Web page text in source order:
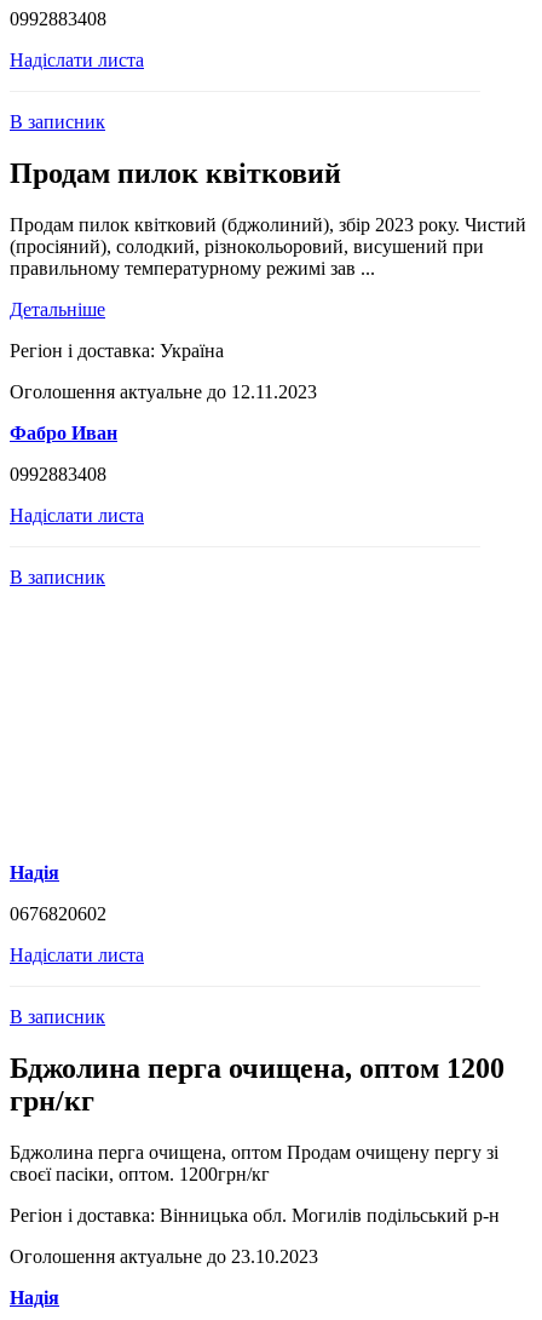
0992883408
Надіслати листа
В записник
Продам пилок квітковий
Продам пилок квітковий (бджолиний), збір 2023 року. Чистий
(просіяний), солодкий, різнокольоровий, висушений при
правильному температурному режимі зав ...
Детальніше
Регіон і доставка: Україна
Оголошення актуальне до 12.11.2023
Фабро Иван
0992883408
Надіслати листа
В записник
Надія
0676820602
Надіслати листа
В записник
Бджолина перга очищена, оптом 1200
грн/кг
Бджолина перга очищена, оптом Продам очищену пергу зі
своєї пасіки, оптом. 1200грн/кг
Регіон і доставка: Вінницька обл. Могилів подільський р-н
Оголошення актуальне до 23.10.2023
Надія